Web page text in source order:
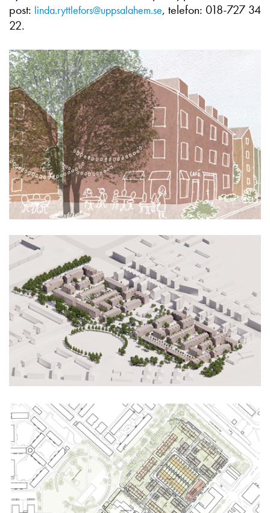
post: linda.ryttlefors@uppsalahem.se, telefon: 018-727 34
22.